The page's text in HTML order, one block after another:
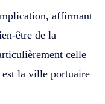
affirmant
être de la
celle
la ville portuaire